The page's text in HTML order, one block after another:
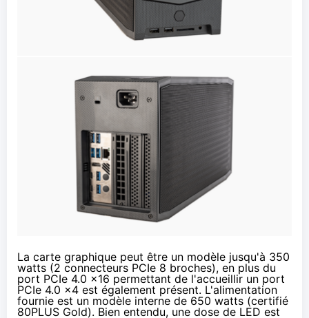
La carte graphique peut être un modèle jusqu'à 350
watts (2 connecteurs PCIe 8 broches), en plus du
port PCIe 4.0 x16 permettant de l'accueillir un port
PCIe 4.0 x4 est également présent. L'alimentation
fournie est un modèle interne de 650 watts (certifié
80PLUS Gold). Bien entendu, une dose de LED est